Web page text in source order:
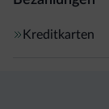
Kreditkarten